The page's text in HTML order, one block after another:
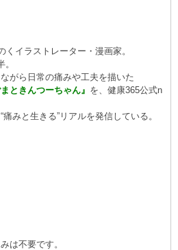
ストレーター・漫画家。
日常の痛みや工夫を描いた
まときんつーちゃん』 を、健康365公式n
生きる”リアルを発信している。
は不要です。